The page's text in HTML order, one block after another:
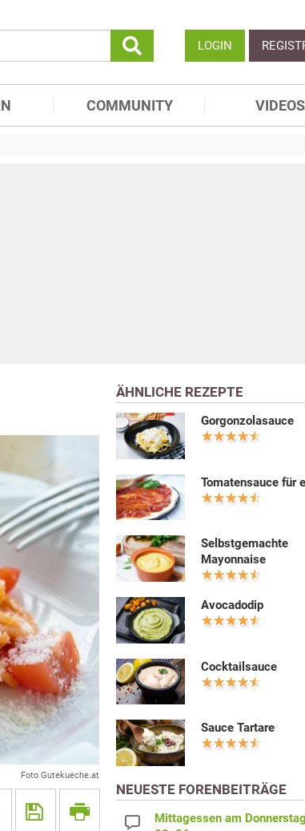
LOGIN
COMMUNITY VIDEOS
Foto Gutekueche.at
ÄHNLICHE REZEPTE
Gorgonzolasauce
Tomatensauce für
Selbstgemachte
Mayonnaise
Avocadodip
Cocktailsauce
Sauce Tartare
NEUESTE FORENBEITRÄGE
Mittagessen am